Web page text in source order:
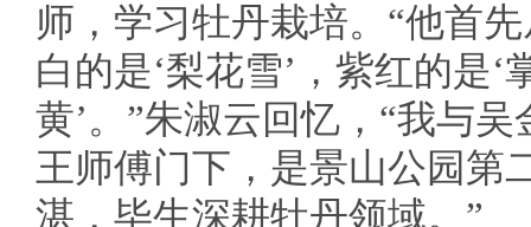
师，学习牡丹栽培。“他首
白的是‘梨花雪’，紫红的是‘
黄’。”朱淑云回忆，“我与
王师傅门下，是景山公园第
湛，毕生深耕牡丹领域。”